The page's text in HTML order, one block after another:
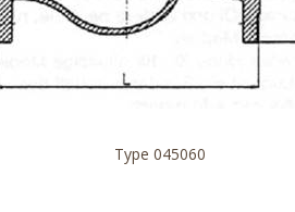
Type 045060